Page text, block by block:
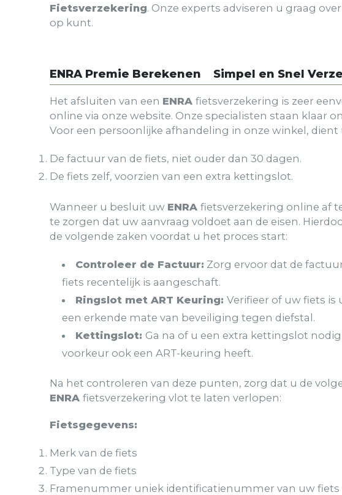
Fietsverzekering. Onze experts adviseren u graag
op kunt.
ENRA Premie Berekenen Simpel en Snel
Het afsluiten van een ENRA fietsverzekering is zeer
online via onze website. Onze specialisten staan klaar
Voor een persoonlijke afhandeling in onze winkel,
De factuur van de fiets, niet ouder dan 30 dagen.
De fiets zelf, voorzien van een extra kettingslot.
Wanneer u besluit uw ENRA fietsverzekering online af
te zorgen dat uw aanvraag voldoet aan de eisen.
de volgende zaken voordat u het proces start:
Controleer de Factuur: Zorg ervoor dat de
fiets recentelijk is aangeschaft.
Ringslot met ART Keuring:Verifieer of uw fiets
een erkende mate van beveiliging tegen diefstal.
Kettingslot: Ga na of u een extra kettingslot
voorkeur ook een ART-keuring heeft.
Na het controleren van deze punten, zorg dat u de
ENRA fietsverzekering vlot te laten verlopen:
Fietsgegevens:
Merk van de fiets
Type van de fiets
Framenummer uniek identificatienummer van uw fiets